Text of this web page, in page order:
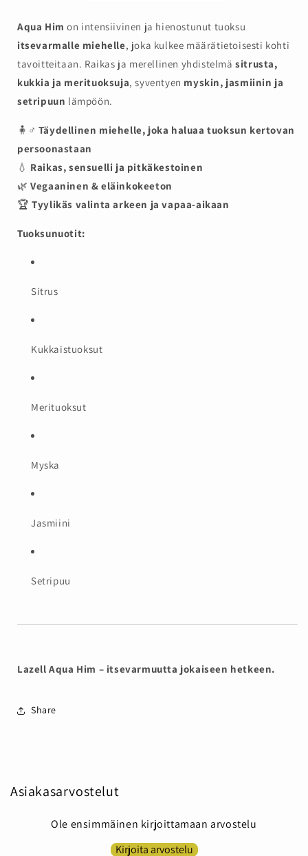
Aqua Him on intensiivinen ja hienostunut tuoksu
itsevarmalle miehelle, joka kulkee määrätietoisesti kohti
tavoitteitaan. Raikas ja merellinen yhdistelmäsitrusta,
kukkia ja merituoksuja, syventyen myskin, jasmiinin ja
setripuun lämpöön.
🧍♂️ Täydellinen miehelle, joka haluaa tuoksun kertovan
persoonastaan
💧 Raikas, sensuelli ja pitkäkestoinen
🌿Vegaaninen & eläinkokeeton
🏆Tyylikäs valinta arkeen ja vapaa-aikaan
Tuoksunuotit:
Sitrus
Kukkaistuoksut
Merituoksut
Myska
Jasmiini
Setripuu
Lazell Aqua Him – itsevarmuutta jokaiseen hetkeen.
Share
Asiakasarvostelut
Ole ensimmäinen kirjoittamaan arvostelu
Kirjoita arvostelu